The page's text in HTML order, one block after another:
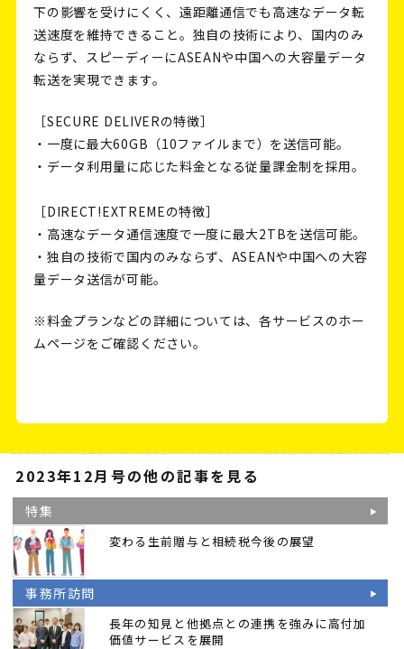
下の影響を受けにくく、遠距離通信でも高速なデータ転
送速度を維持できること。独自の技術により、国内のみ
ならず、スピーディーにASEANや中国への大容量データ
転送を実現できます。
［SECURE DELIVERの特徴］
・一度に最大60GB（10ファイルまで）を送信可能。
・データ利用量に応じた料金となる従量課金制を採用。
［DIRECT!EXTREMEの特徴］
・高速なデータ通信速度で一度に最大2TBを送信可能。
・独自の技術で国内のみならず、ASEANや中国への大容
量データ送信が可能。
※料金プランなどの詳細については、各サービスのホー
ムページをご確認ください。
2023年12月号の他の記事を見る
特集
変わる生前贈与と相続税今後の展望
事務所訪問
長年の知見と他拠点との連携を強みに高付加
価値サービスを展開